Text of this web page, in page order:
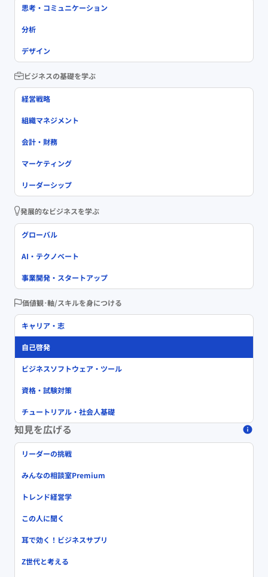
思考・コミュニケーション
分析
デザイン
ビジネスの基礎を学ぶ
経営戦略
組織マネジメント
会計・財務
マーケティング
リーダーシップ
発展的なビジネスを学ぶ
グローバル
AI・テクノベート
事業開発・スタートアップ
価値観･軸/スキルを身につける
キャリア・志
自己啓発
ビジネスソフトウェア・ツール
資格・試験対策
チュートリアル・社会人基礎
知見を広げる
リーダーの挑戦
みんなの相談室Premium
トレンド経営学
この人に聞く
耳で効く！ビジネスサプリ
Z世代と考える